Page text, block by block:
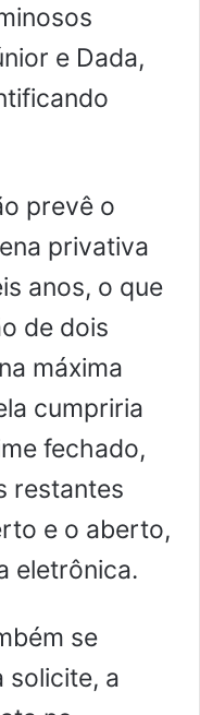
e Dada,
prevê o
privativa
anos, o que
de dois
máxima
cumpriria
fechado,
restantes
e o aberto,
eletrônica.
se
solicite, a